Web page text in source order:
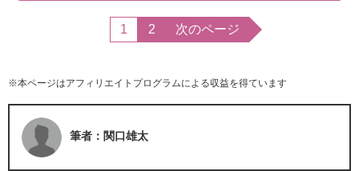
1 2 次のページ
※本ページはアフィリエイトプログラムによる収益を得ています
筆者：関口雄太